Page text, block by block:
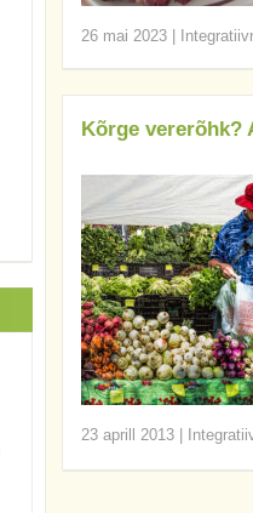
26 mai 2023
Kõrge vererõhk?
23 aprill 2013